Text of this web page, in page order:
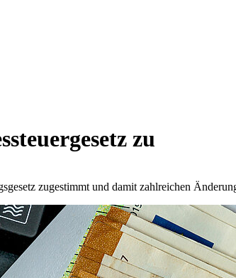
zu
zugestimmt und damit zahlreichen